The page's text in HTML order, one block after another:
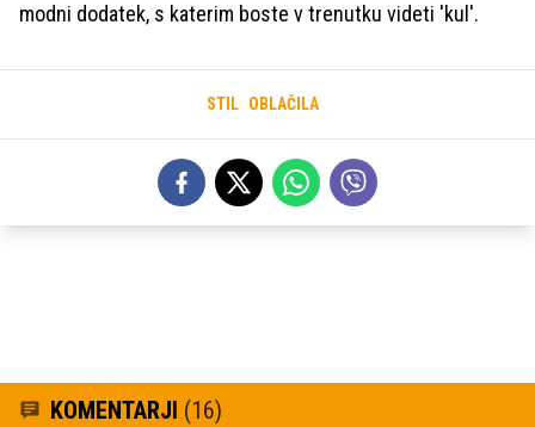
modni dodatek, s katerim boste v trenutku videti 'kul'.
STIL OBLAČILA
KOMENTARJI (16)